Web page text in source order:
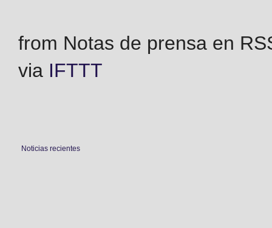
from Notas de prensa en
via IFTTT
Noticias recientes